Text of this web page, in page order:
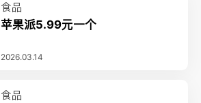
食品
苹果派5.99元一个
2026.03.14
食品